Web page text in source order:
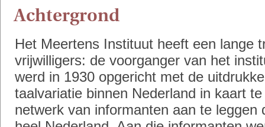
Achtergrond
Het Meertens Instituut heeft een lange
vrijwilligers: de voorganger van het
werd in 1930 opgericht met de
taalvariatie binnen Nederland in kaart
netwerk van informanten aan te leggen